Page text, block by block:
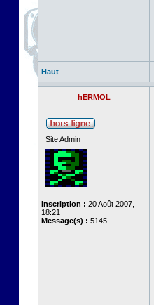
Haut
hERMOL
Site Admin
Inscription : 20 Août 2007,
18:21
Message(s) : 5145